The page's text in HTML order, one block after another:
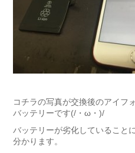
コチラの写真が交換後のアイフ
バッテリーです(/・ω・)/
バッテリーが劣化していること
分かります。